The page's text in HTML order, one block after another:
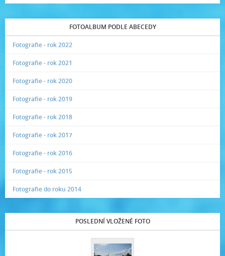
FOTOALBUM PODLE ABECEDY
Fotografie - rok 2022
Fotografie - rok 2021
Fotografie - rok 2020
Fotografie - rok 2019
Fotografie - rok 2018
Fotografie - rok 2017
Fotografie - rok 2016
Fotografie - rok 2015
Fotografie do roku 2014
POSLEDNÍ VLOŽENÉ FOTO